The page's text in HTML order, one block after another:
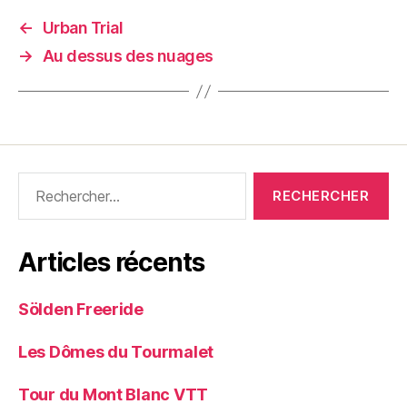
←
Urban Trial
→ Au dessus des nuages
Articles récents
Sölden Freeride
Les Dômes du Tourmalet
Tour du Mont Blanc VTT